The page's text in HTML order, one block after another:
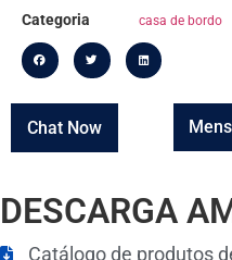
Categoria casa de bordo
Chat Now
DESCARGA
Catálogo de produtos